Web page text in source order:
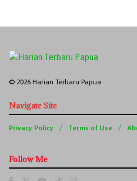
© 2026 Harian Terbaru Papua
Navigate Site
Privacy Policy Terms of Use
Follow Me